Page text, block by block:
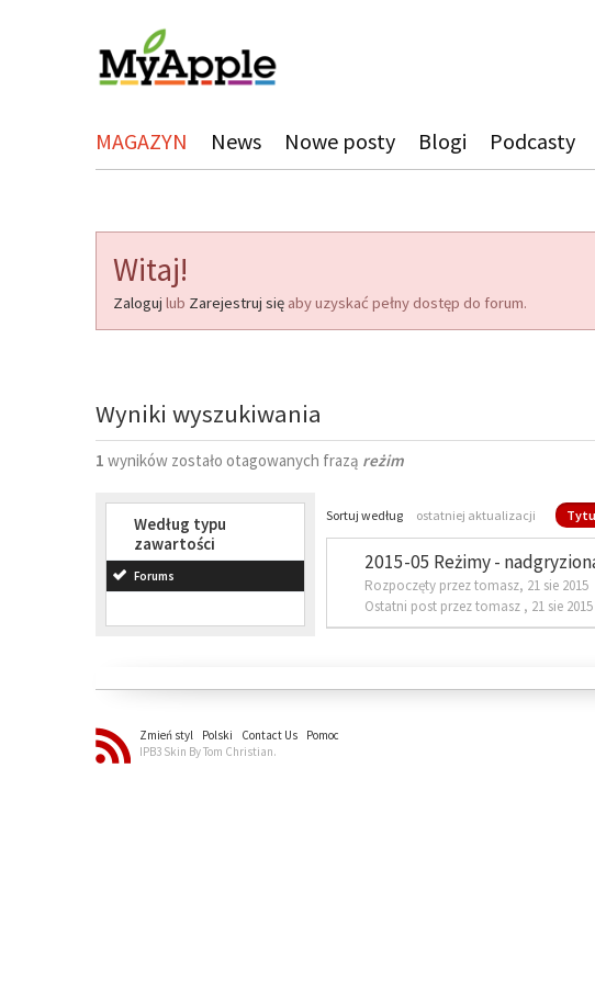
MAGAZYN News Nowe posty Blogi Podcasty
Witaj!
Zaloguj lub Zarejestruj się aby uzyskać pełny dostęp do forum.
Wyniki wyszukiwania
1 wyników zostało otagowanych frazą reżim
Według typu
zawartości
Forums
Sortuj według ostatniej aktualizacji
2015-05 Reżimy -
Rozpoczęty przez tomasz, 21 sie 2015
Ostatni post przez tomasz , 21 sie 2015
Zmień styl Polski Contact Us
Pomoc
IPB3 Skin By Tom Christian.